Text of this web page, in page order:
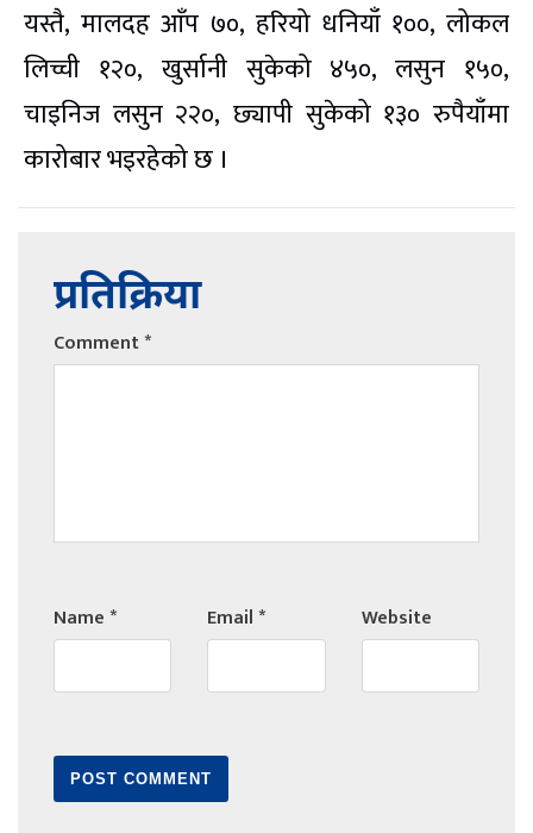
यस्तै, मालदह आँप ७०, हरियो धनियाँ १००, लोकल
लिच्ची १२०, खुर्सानीसुकेको ४५०, लसुन १५०,
चाइनिज लसुन २२०, छ्यापी सुकेको १३० रुपैयाँमा
कारोबार भइरहेको छ ।
प्रतिक्रिया
Comment*
Name* Email* Website